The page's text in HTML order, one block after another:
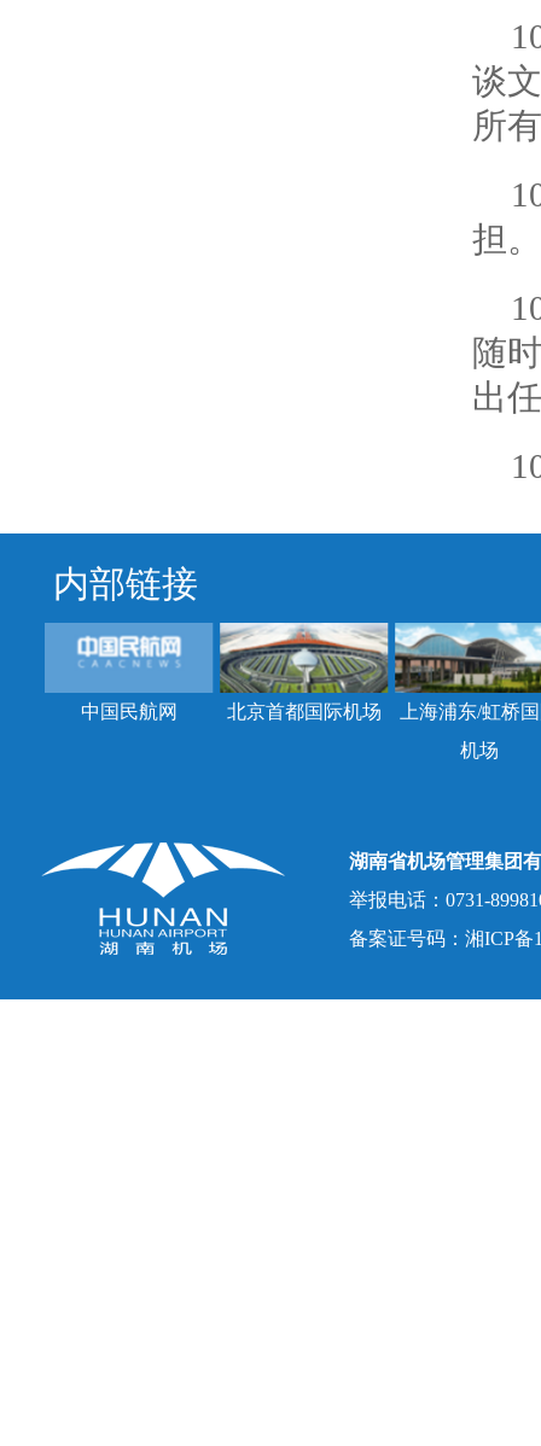
谈
所
担。
随
出
内部链接
中国民航网 北京首都国际机场
上海浦东/虹桥
机场
湖南省机场管理集团
举报电话：0731-
备案证号码：湘ICP备